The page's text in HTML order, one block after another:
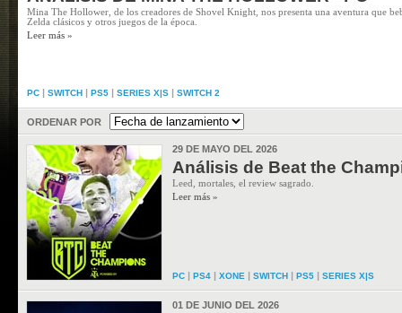
Mina The Hollower, de los creadores de Shovel Knight, nos presenta una aventura que
Zelda clásicos y otros juegos de la época.
Leer más »
PC | SWITCH | PS5 | SERIES X|S | SWITCH 2
ORDENAR POR
29 DE MAYO DEL 2026
Análisis de Beat the
Leed, mortales, el review sagrado.
Leer más »
PC | PS4 | XONE | SWITCH | PS5 | SERIES X|S
01 DE JUNIO DEL 2026